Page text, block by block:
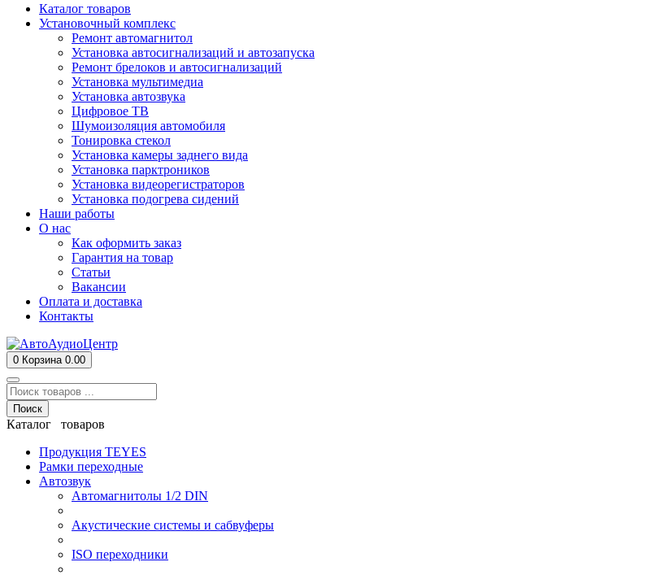
Каталог товаров
Установочный комплекс
Ремонт автомагнитол
Установка автосигнализаций и автозапуска
Ремонт брелоков и автосигнализаций
Установка мультимедиа
Установка автозвука
Цифровое ТВ
Шумоизоляция автомобиля
Тонировка стекол
Установка камеры заднего вида
Установка парктроников
Установка видеорегистраторов
Установка подогрева сидений
Наши работы
О нас
Как оформить заказ
Гарантия на товар
Статьи
Вакансии
Оплата и доставка
Контакты
0 Корзина 0.00
Поиск
Каталог товаров
Продукция TEYES
Рамки переходные
Автозвук
Автомагнитолы 1/2 DIN
Акустические системы и сабвуферы
ISO переходники